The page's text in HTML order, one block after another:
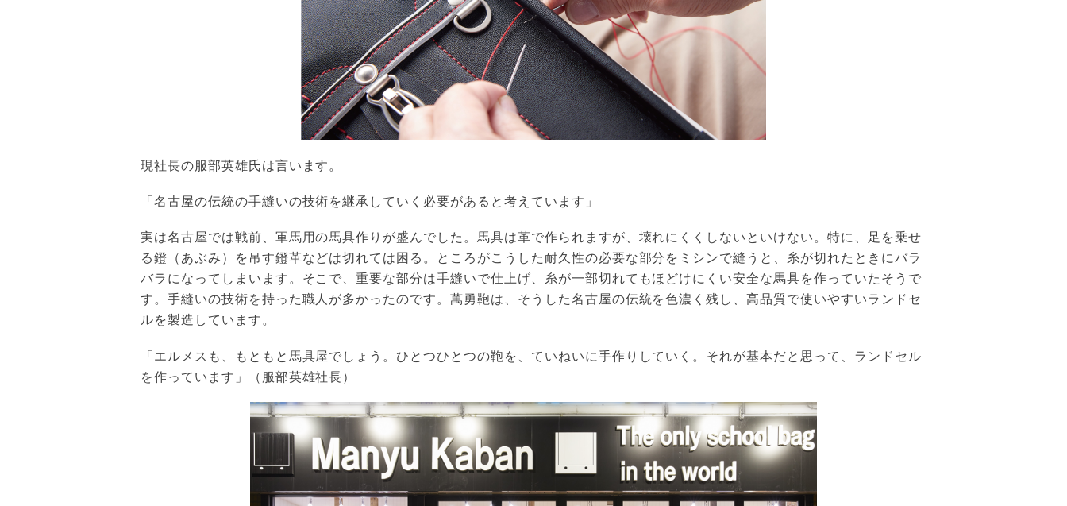
現社長の服部英雄氏は言います。
「名古屋の伝統の手縫いの技術を継承していく必要があると考えています」
実は名古屋では戦前、軍馬用の馬具作りが盛んでした。馬具は革で作られますが、壊れにくくしないといけない。特に、足を乗せ
る鐙（あぶみ）を吊す鐙革などは切れては困る。ところがこうした耐久性の必要な部分をミシンで縫うと、糸が切れたときにバラ
バラになってしまいます。そこで、重要な部分は手縫いで仕上げ、糸が一部切れてもほどけにくい安全な馬具を作っていたそうで
す。手縫いの技術を持った職人が多かったのです。萬勇鞄は、そうした名古屋の伝統を色濃く残し、高品質で使いやすいランドセ
ルを製造しています。
「エルメスも、もともと馬具屋でしょう。ひとつひとつの鞄を、ていねいに手作りしていく。それが基本だと思って、ランドセル
を作っています」（服部英雄社長）